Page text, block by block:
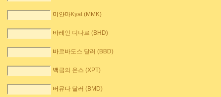
미얀마Kyat (MMK)
바레인 디나르 (BHD)
바르바도스 달러 (BBD)
백금의 온스 (XPT)
버뮤다 달러 (BMD)